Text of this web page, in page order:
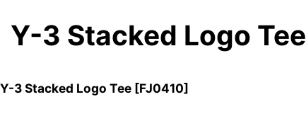
Y-3 Stacked Logo Tee
Y-3 Stacked Logo Tee [FJ0410]